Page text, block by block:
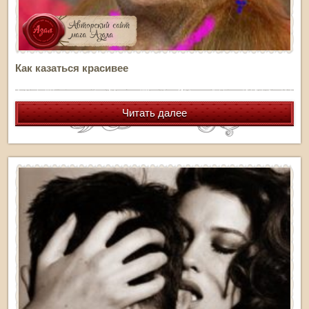
Как казаться красивее
Читать далее